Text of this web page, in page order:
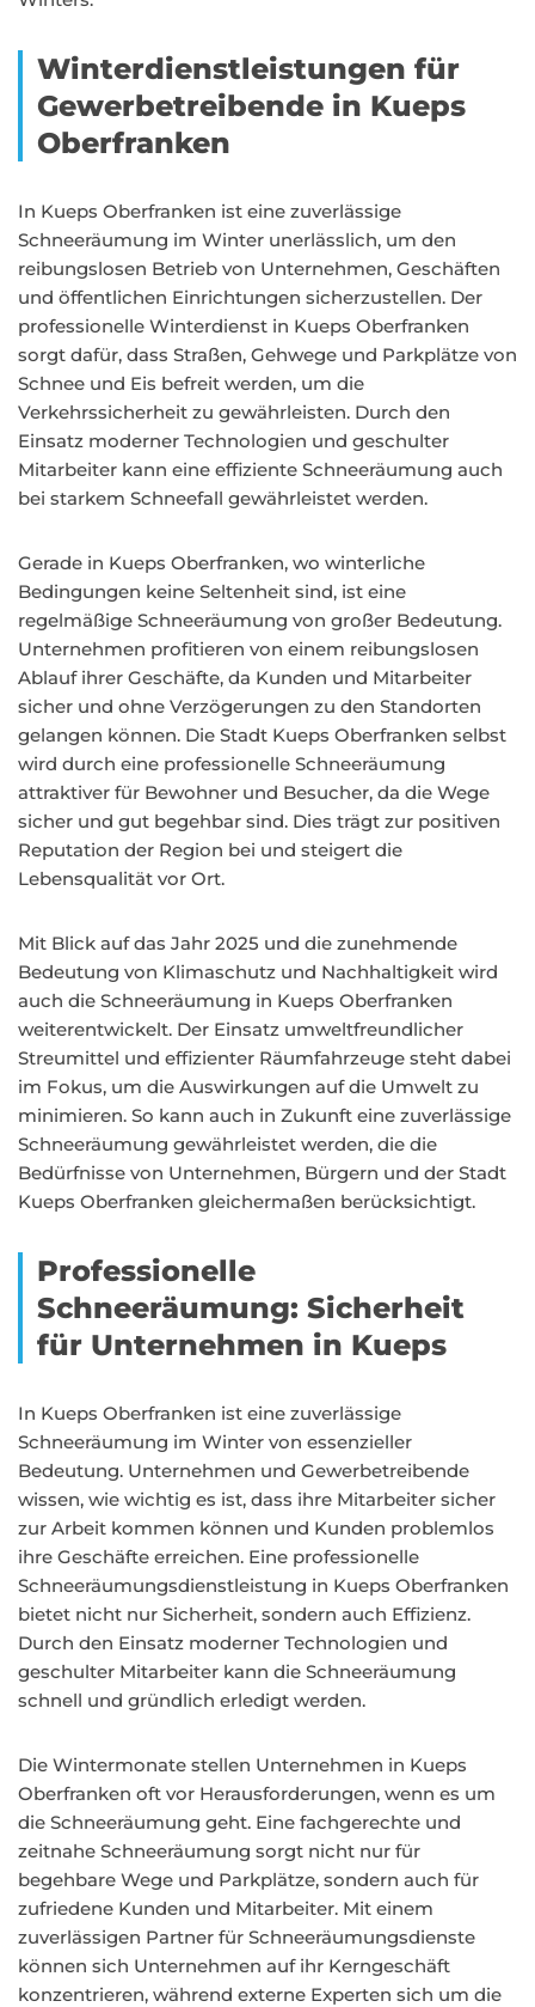
Winterdienstleistungen für
Gewerbetreibende in Kueps
Oberfranken
In Kueps Oberfranken ist eine zuverlässige
Schneeräumung im Winter unerlässlich, um den
reibungslosen Betrieb von Unternehmen, Geschäften
und öffentlichen Einrichtungen sicherzustellen. Der
professionelle Winterdienst in Kueps Oberfranken
sorgt dafür, dass Straßen, Gehwege und Parkplätze von
Schnee und Eis befreit werden, um die
Verkehrssicherheit zu gewährleisten. Durch den
Einsatz moderner Technologien und geschulter
Mitarbeiter kann eine effiziente Schneeräumung auch
bei starkem Schneefall gewährleistet werden.
Gerade in Kueps Oberfranken, wo winterliche
Bedingungen keine Seltenheit sind, ist eine
regelmäßige Schneeräumung von großer Bedeutung.
Unternehmen profitieren von einem reibungslosen
Ablauf ihrer Geschäfte, da Kunden und Mitarbeiter
sicher und ohne Verzögerungen zu den Standorten
gelangen können. Die Stadt Kueps Oberfranken selbst
wird durch eine professionelle Schneeräumung
attraktiver für Bewohner und Besucher, da die Wege
sicher und gut begehbar sind. Dies trägt zur positiven
Reputation der Region bei und steigert die
Lebensqualität vor Ort.
Mit Blick auf das Jahr 2025 und die zunehmende
Bedeutung von Klimaschutz und Nachhaltigkeit wird
auch die Schneeräumung in Kueps Oberfranken
weiterentwickelt. Der Einsatz umweltfreundlicher
Streumittel und effizienter Räumfahrzeuge steht dabei
im Fokus, um die Auswirkungen auf die Umwelt zu
minimieren. So kann auch in Zukunft eine zuverlässige
Schneeräumung gewährleistet werden, die die
Bedürfnisse von Unternehmen, Bürgern und der Stadt
Kueps Oberfranken gleichermaßen berücksichtigt.
Professionelle
Schneeräumung: Sicherheit
für Unternehmen in Kueps
In Kueps Oberfranken ist eine zuverlässige
Schneeräumung im Winter von essenzieller
Bedeutung. Unternehmen und Gewerbetreibende
wissen, wie wichtig es ist, dass ihre Mitarbeiter sicher
zur Arbeit kommen können und Kunden problemlos
ihre Geschäfte erreichen. Eine professionelle
Schneeräumungsdienstleistung in Kueps Oberfranken
bietet nicht nur Sicherheit, sondern auch Effizienz.
Durch den Einsatz moderner Technologien und
geschulter Mitarbeiter kann die Schneeräumung
schnell und gründlich erledigt werden.
Die Wintermonate stellen Unternehmen in Kueps
Oberfranken oft vor Herausforderungen, wenn es um
die Schneeräumung geht. Eine fachgerechte und
zeitnahe Schneeräumung sorgt nicht nur für
begehbare Wege und Parkplätze, sondern auch für
zufriedene Kunden und Mitarbeiter. Mit einem
zuverlässigen Partner für Schneeräumungsdienste
können sich Unternehmen auf ihr Kerngeschäft
konzentrieren, während externe Experten sich um die